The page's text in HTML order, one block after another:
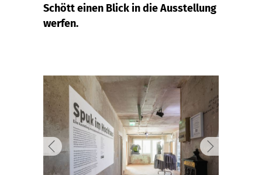
Schött einen Blick in die Ausstellung
werfen.